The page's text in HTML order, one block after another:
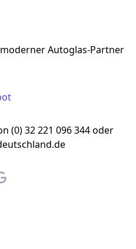
Autoglas-Partner
(0) 32 221 096 344 oder
Business Profile